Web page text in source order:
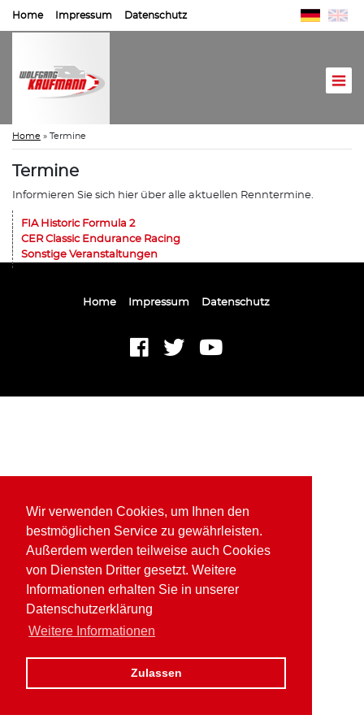
Wir verwenden Cookies, um Ihnen den
bestmöglichen Service zu gewährleisten.
Außerdem werden teilweise auch Cookies
von Diensten Dritter gesetzt. Weitere
Informationen erhalten Sie in unserer
Datenschutzerklärung
Weitere Informationen
Zulassen
Home Impressum Datenschutz
Home » Termine
Termine
Informieren Sie sich hier über alle aktuellen Renntermine.
FIA Historic Formula 2
CER Classic Endurance Racing
Sonstige Veranstaltungen
Home Impressum Datenschutz